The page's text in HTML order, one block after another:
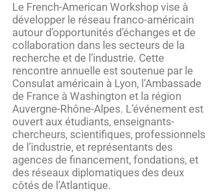
Le French-American Workshop vise à
développer le réseau franco-américain
autour d’opportunités d’échanges et de
collaboration dans les secteurs de la
recherche et de l’industrie. Cette
rencontre annuelle est soutenue par le
Consulat américain à Lyon, l’Ambassade
de France à Washington et la région
Auvergne-Rhône-Alpes. L’événement est
ouvert aux étudiants, enseignants-
chercheurs, scientifiques, professionnels
de l’industrie, et représentants des
agences de financement, fondations, et
des réseaux diplomatiques des deux
côtés de l’Atlantique.